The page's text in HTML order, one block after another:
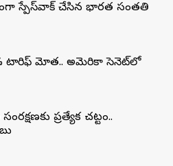
స్పేస్‌వాక్‌ చేసిన భారత సంతతి
టారిఫ్‌ మోత.. అమెరికా సెనెట్‌లో
ప్రత్యేక చట్టం..